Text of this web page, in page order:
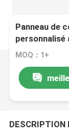
Panneau de
MOQ：1+
DESCRIPTION